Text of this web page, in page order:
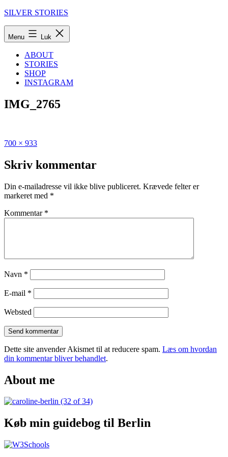
Fortsæt
SILVER STORIES
Menu Luk
ABOUT
STORIES
SHOP
INSTAGRAM
IMG_2765
Udgivet
Den
ultimative
til
Flensborg
Fuld
700 × 933
Skriv kommentar
Din e-mailadresse vil ikke blive publiceret. Krævede felter er
markeret med *
Kommentar *
Navn *
E-mail *
Websted
Dette site anvender Akismet til at reducere spam. Læs om hvordan
din kommentar bliver behandlet.
About me
Køb min guidebog til Berlin